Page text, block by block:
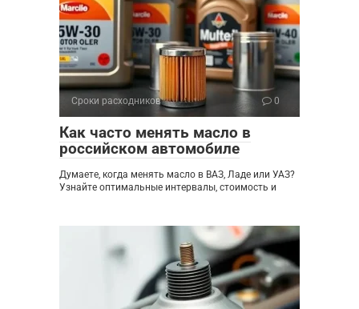
Сроки расходников 0
Как часто менять масло в
российском автомобиле
Думаете, когда менять масло в ВАЗ, Ладе или УАЗ?
Узнайте оптимальные интервалы, стоимость и